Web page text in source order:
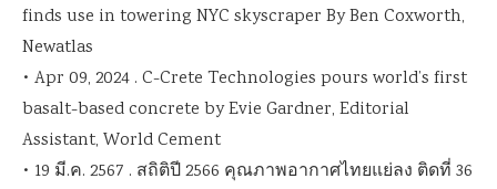
finds use in towering NYC skyscraper By Ben Coxworth,
Newatlas
• Apr 09, 2024 . C-Crete Technologies pours world’s first
basalt-based concrete by Evie Gardner, Editorial
Assistant, World Cement
• 19 มี.ค. 2567 . สถิติปี 2566 คุณภาพอากาศไทยแย่ลง ติดที่ 36